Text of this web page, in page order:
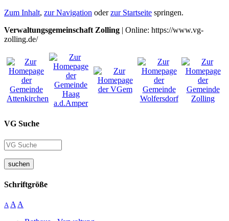
Zum Inhalt, zur Navigation oderzur Startseite springen.
Verwaltungsgemeinschaft Zolling | Online: https://www.vg-
zolling.de/
VG Suche
suchen
Schriftgröße
A A A